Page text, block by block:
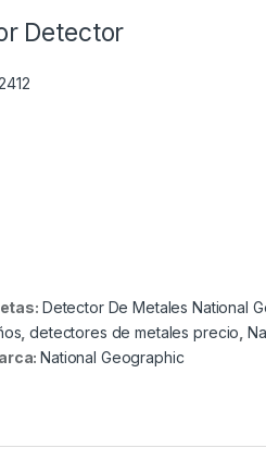
Detector
Detector De Metales National
,detectores de metales precio
National Geographic